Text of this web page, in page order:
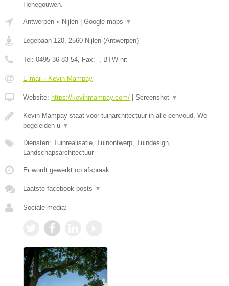
Henegouwen.
Antwerpen » Nijlen Google maps ▼
Legebaan 120, 2560 Nijlen (Antwerpen)
Tel: 0495 36 83 54, Fax: -, BTW-nr: -
E-mail › Kevin Mampay
Website: https://kevinmampay.com/ Screenshot ▼
Kevin Mampay staat voor tuinarchitectuur in alle eenvoud. We
begeleiden u ▼
Diensten: Tuinrealisatie, Tuinontwerp, Tuindesign,
Landschapsarchitectuur
Er wordt gewerkt op afspraak.
Laatste facebook posts ▼
Sociale media: